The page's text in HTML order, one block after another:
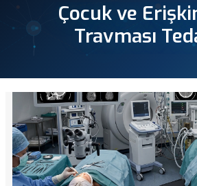
Çocuk ve
Travması